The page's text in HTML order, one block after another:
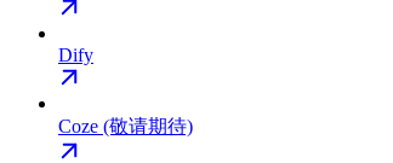
Dify
Coze (敬请期待)